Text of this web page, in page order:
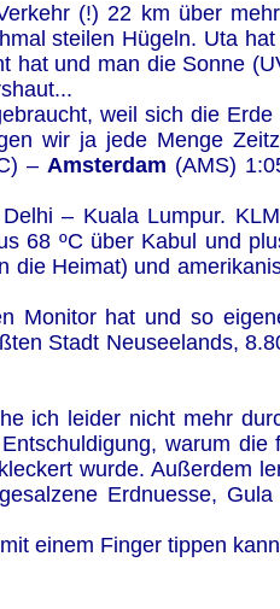
(!) 22 km über
steilen Hügeln. Uta
hat und man die Sonne
weil sich die Erde
wir ja jede Menge
– Amsterdam (AMS)
– Kuala Lumpur.
68 ºC über Kabul und
die Heimat) und
Monitor hat und so
Stadt Neuseelands,
ich leider nicht mehr
warum die
wurde. Außerdem
Erdnuesse,
einem Finger tippen